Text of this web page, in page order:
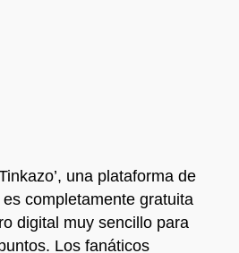
una plataforma de
completamente gratuita
digital muy sencillo para
Los fanáticos